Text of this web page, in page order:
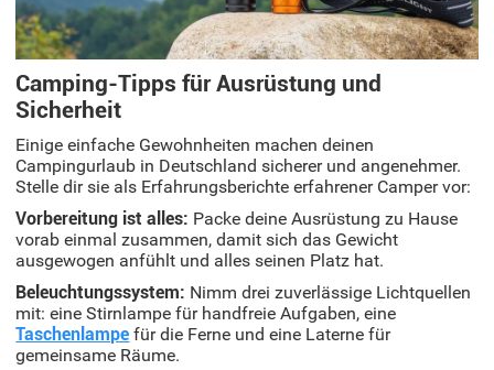
Camping-Tipps für Ausrüstung und
Sicherheit
Einige einfache Gewohnheiten machen deinen
Campingurlaub in Deutschland sicherer und angenehmer.
Stelle dir sie als Erfahrungsberichte erfahrener Camper vor:
Vorbereitung ist alles: Packe deine Ausrüstung zu Hause
vorab einmal zusammen, damit sich das Gewicht
ausgewogen anfühlt und alles seinen Platz hat.
Beleuchtungssystem: Nimm drei zuverlässige Lichtquellen
mit: eine Stirnlampe für handfreie Aufgaben, eine
Taschenlampe für die Ferne und eine Laterne für
gemeinsame Räume.